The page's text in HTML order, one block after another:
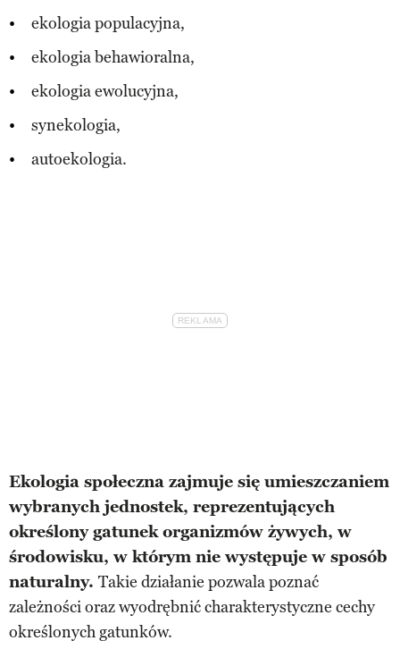
ekologia populacyjna,
ekologia behawioralna,
ekologia ewolucyjna,
synekologia,
autoekologia.
Ekologia społeczna zajmuje się umieszczaniem
wybranych jednostek, reprezentujących
określony gatunek organizmów żywych, w
środowisku, w którym nie występuje w sposób
naturalny. Takie działanie pozwala poznać
zależności oraz wyodrębnić charakterystyczne cechy
określonych gatunków.